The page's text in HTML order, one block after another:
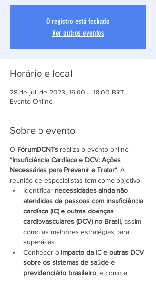
O registro está fechado
Ver outros eventos
Horário e local
28 de jul. de 2023, 16:00 – 18:00 BRT
Evento Online
Sobre o evento
O FórumDCNTs realiza o evento online
"Insuficiência Cardíaca e DCV: Ações
Necessárias para Prevenir e Tratar". A
reunião de especialistas tem como objetivo:
Identificar necessidades ainda não
atendidas de pessoas com insuficiência
cardíaca (IC) e outras doenças
cardiovasculares (DCV) no Brasil, assim
como as melhores estratégias para
superá-las.
Conhecer o impacto da IC e outras DCV
sobre os sistemas de saúde e
previdenciário brasileiro, e como a